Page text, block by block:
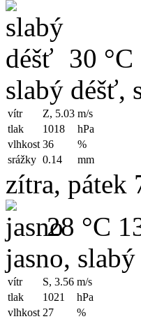
30 °C
slabý déšť,
vítr Z, 5.03 m/s
tlak
1018
hPa
vlhkost 36
%
srážky 0.14 mm
zítra, pátek
28 °C
jasno,
vítr S, 3.56 m/s
tlak
1021
hPa
vlhkost 27 %